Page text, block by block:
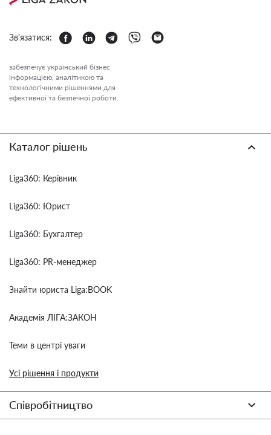
Зв'язатися:
забезпечує український бізнес
інформацією, аналітикою та
технологічними рішеннями для
ефективної та безпечної роботи.
Каталог рішень
Liga360: Керівник
Liga360: Юрист
Liga360: Бухгалтер
Liga360: PR-менеджер
Знайти юриста Liga:BOOK
Академія ЛІГА:ЗАКОН
Теми в центрі уваги
Усі рішення і продукти
Співробітництво